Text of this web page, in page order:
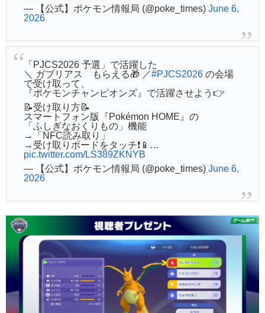
— 【公式】ポケモン情報局 (@poke_times) June 6,
2026
「PJCS2026 予選」で活躍した
＼ ガブリアス もらえる🎁 ／#PJCS2026の会場
で受け取って、
『ポケモンチャンピオンズ』で活躍させよう👉
📝受け取り方📝
スマートフォン版『Pokémon HOME』の
「ふしぎなおくりもの」機能
→「NFC読み取り」
→受け取りボードをタッチ❗️📱…
pic.twitter.com/LS389ZKNYB
— 【公式】ポケモン情報局 (@poke_times) June 6,
2026